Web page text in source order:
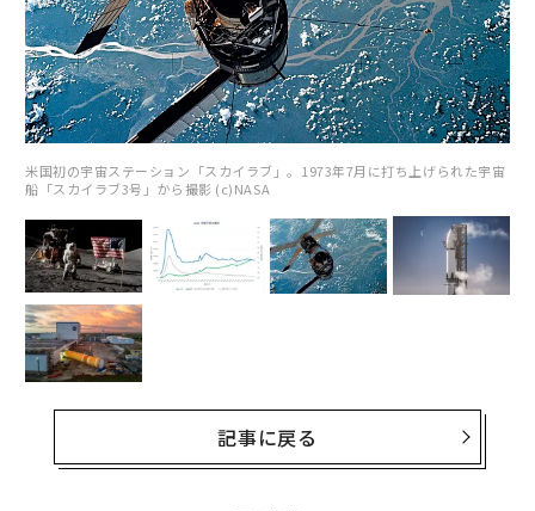
米国初の宇宙ステーション「スカイラブ」。1973年7月に打ち上げられた宇宙
船「スカイラブ3号」から撮影 (c)NASA
記事に戻る